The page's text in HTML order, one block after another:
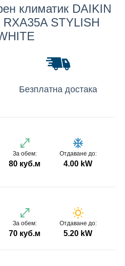
климатик DAIKIN
STYLISH
Безплатна достака
open_in_full
За обем:
80 куб.м
ac_unit
Отдаване до:
4.00 kW
open_in_full
За обем:
70 куб.м
wb_sunny
Отдаване до:
5.20 kW